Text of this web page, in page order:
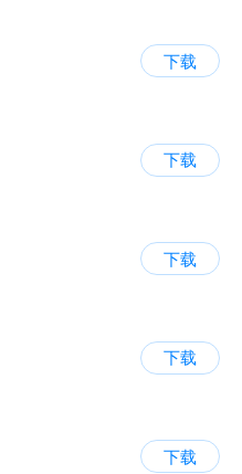
下载
下载
下载
下载
下载